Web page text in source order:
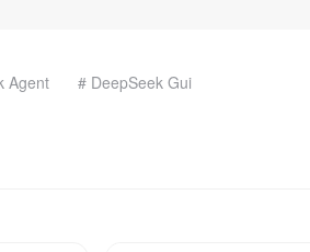
Agent # DeepSeek Gui